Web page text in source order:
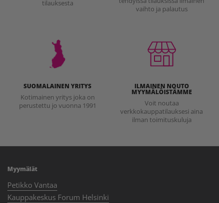
tilauksesta
vaihto ja palautus
SUOMALAINEN YRITYS
Kotimainen yritys joka on
perustettu jo vuonna 1991
ILMAINEN NOUTO
MYYMÄLÖISTÄMME
Voit noutaa
verkkokauppatilauksesi aina
ilman toimituskuluja
Myymälät
Petikko Vantaa
Kauppakeskus Forum Helsinki